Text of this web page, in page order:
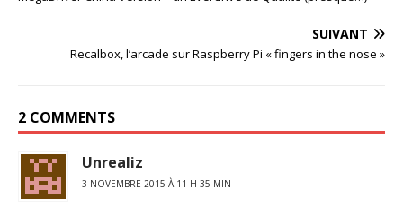
SUIVANT
Recalbox, l’arcade sur Raspberry Pi « fingers in the nose »
2 COMMENTS
Unrealiz
3 NOVEMBRE 2015 À 11 H 35 MIN